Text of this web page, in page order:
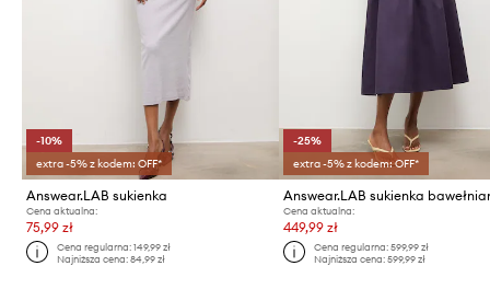
-10%
extra -5% z kodem: OFF*
Answear.LAB sukienka
Cena aktualna:
75,99 zł
Cena regularna:149,99 zł
Najniższa cena:84,99 zł
-25%
extra -5% z kodem: OFF*
Answear.LAB sukienka
Cena aktualna:
449,99 zł
Cena regularna: 599,99 zł
Najniższa cena: 599,99 zł